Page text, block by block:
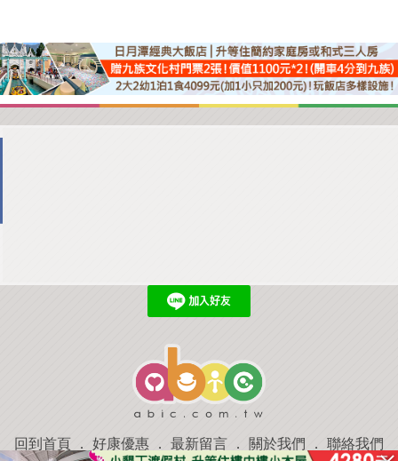
回到首頁 ． 好康優惠 ． 最新留言 ． 關於我們 ． 聯絡我們